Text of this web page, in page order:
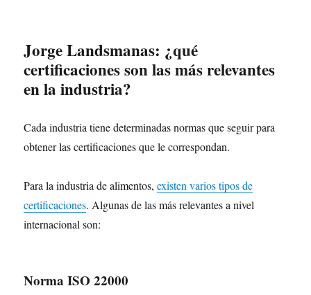
Jorge Landsmanas: ¿qué
certificaciones son las más relevantes
en la industria?
Cada industria tiene determinadas normas que seguir para
obtener las certificaciones que le correspondan.
Para la industria de alimentos,existen varios tipos de
certificaciones. Algunas de las más relevantes a nivel
internacional son:
Norma ISO 22000